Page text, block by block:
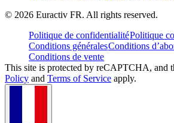
© 2026 Euractiv FR. All rights reserved.
Politique de confidentialitéPolitique
Conditions généralesConditions
Conditions de vente
This site is protected by reCAPTCHA, and
Policy and Terms of Service apply.